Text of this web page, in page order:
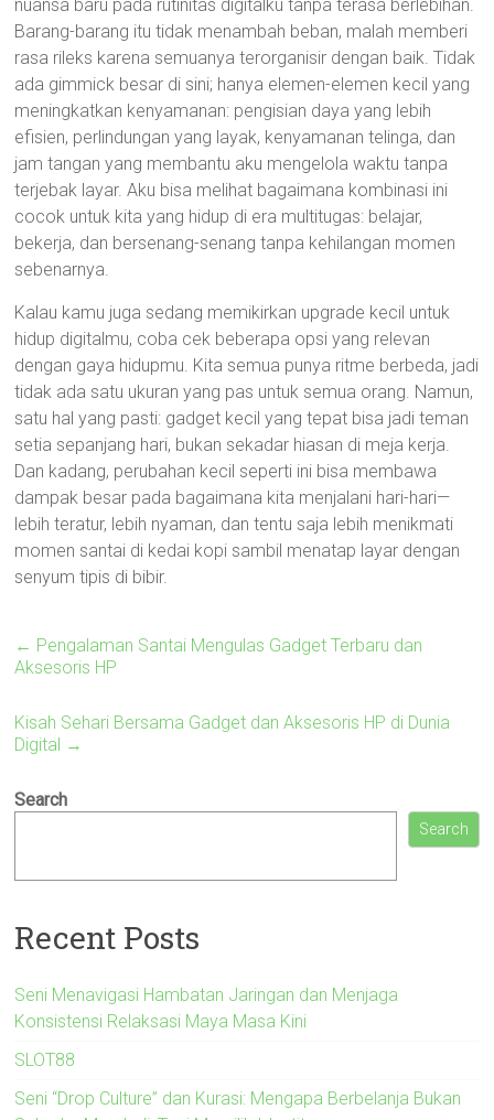
nuansa baru pada rutinitas digitalku tanpa terasa berlebihan.
Barang-barang itu tidak menambah beban, malah memberi
rasa rileks karena semuanya terorganisir dengan baik. Tidak
ada gimmick besar di sini; hanya elemen-elemen kecil yang
meningkatkan kenyamanan: pengisian daya yang lebih
efisien, perlindungan yang layak, kenyamanan telinga, dan
jam tangan yang membantu aku mengelola waktu tanpa
terjebak layar. Aku bisa melihat bagaimana kombinasi ini
cocok untuk kita yang hidup di era multitugas: belajar,
bekerja, dan bersenang-senang tanpa kehilangan momen
sebenarnya.
Kalau kamu juga sedang memikirkan upgrade kecil untuk
hidup digitalmu, coba cek beberapa opsi yang relevan
dengan gaya hidupmu. Kita semua punya ritme berbeda, jadi
tidak ada satu ukuran yang pas untuk semua orang. Namun,
satu hal yang pasti: gadget kecil yang tepat bisa jadi teman
setia sepanjang hari, bukan sekadar hiasan di meja kerja.
Dan kadang, perubahan kecil seperti ini bisa membawa
dampak besar pada bagaimana kita menjalani hari-hari—
lebih teratur, lebih nyaman, dan tentu saja lebih menikmati
momen santai di kedai kopi sambil menatap layar dengan
senyum tipis di bibir.
← Pengalaman Santai Mengulas Gadget Terbaru dan
Aksesoris HP
Kisah Sehari Bersama Gadget dan Aksesoris HP di Dunia
Digital →
Search
Search
Recent Posts
Seni Menavigasi Hambatan Jaringan dan Menjaga
Konsistensi Relaksasi Maya Masa Kini
SLOT88
Seni “Drop Culture” dan Kurasi: Mengapa Berbelanja Bukan